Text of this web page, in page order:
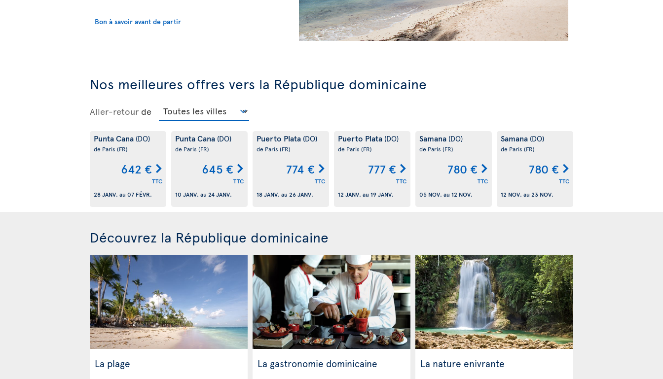
Bon à savoir avant de partir
Nos meilleures offres vers la République dominicaine
Aller-retour de
Punta Cana (DO)
de Paris (FR)
642 €
TTC
28 JANV. au 07 FÉVR.
Punta Cana (DO)
de Paris (FR)
645 €
TTC
10 JANV. au 24 JANV.
Puerto Plata (DO)
de Paris (FR)
774 €
TTC
18 JANV. au 26 JANV.
Puerto Plata (DO)
de Paris (FR)
777 €
TTC
12 JANV. au 19 JANV.
Samana (DO)
de Paris (FR)
780 €
TTC
05 NOV. au 12 NOV.
Samana (DO)
de Paris (FR)
780 €
TTC
12 NOV. au 23 NOV.
Découvrez la République dominicaine
La plage La gastronomie dominicaine La nature enivrante